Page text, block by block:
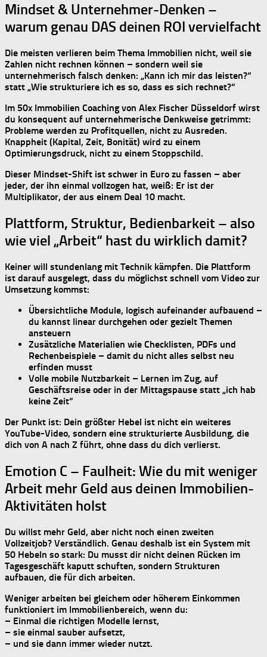
Mindset & Unternehmer-Denken –
warum genau DAS deinen ROI vervielfacht
Die meisten verlieren beim Thema Immobilien nicht, weil sie
Zahlen nicht rechnen können – sondern weil sie
unternehmerisch falsch denken: „Kann ich mir das leisten?“
statt „Wie strukturiere ich es so, dass es sich rechnet?“
Im 50x Immobilien Coaching von Alex Fischer Düsseldorf wirst
du konsequent auf unternehmerische Denkweise getrimmt:
Probleme werden zu Profitquellen, nicht zu Ausreden.
Knappheit (Kapital, Zeit, Bonität) wird zu einem
Optimierungsdruck, nicht zu einem Stoppschild.
Dieser Mindset-Shift ist schwer in Euro zu fassen – aber
jeder, der ihn einmal vollzogen hat, weiß: Er ist der
Multiplikator, der aus einem Deal 10 macht.
Plattform, Struktur, Bedienbarkeit – also
wie viel „Arbeit“ hast du wirklich damit?
Keiner will stundenlang mit Technik kämpfen. Die Plattform
ist darauf ausgelegt, dass du möglichst schnell vom Video zur
Umsetzung kommst:
Übersichtliche Module, logisch aufeinander aufbauend –
du kannst linear durchgehen oder gezielt Themen
ansteuern
Zusätzliche Materialien wie Checklisten, PDFs und
Rechenbeispiele – damit du nicht alles selbst neu
erfinden musst
Volle mobile Nutzbarkeit – Lernen im Zug, auf
Geschäftsreise oder in der Mittagspause statt „ich hab
keine Zeit“
Der Punkt ist: Dein größter Hebel ist nicht ein weiteres
YouTube-Video, sondern eine strukturierte Ausbildung, die
dich von A nach Z führt, ohne dass du dich verlierst.
Emotion C – Faulheit: Wie du mit weniger
Arbeit mehr Geld aus deinen Immobilien-
Aktivitäten holst
Du willst mehr Geld, aber nicht noch einen zweiten
Vollzeitjob? Verständlich. Genau deshalb ist ein System mit
50 Hebeln so stark: Du musst dir nicht deinen Rücken im
Tagesgeschäft kaputt schuften, sondern Strukturen
aufbauen, die für dich arbeiten.
Weniger arbeiten bei gleichem oder höherem Einkommen
funktioniert im Immobilienbereich, wenn du:
– Einmal die richtigen Modelle lernst,
– sie einmal sauber aufsetzt,
– und sie dann immer wieder nutzt.